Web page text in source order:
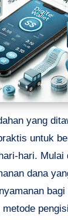
yang
untuk
hari. Mulai
dana
bagi